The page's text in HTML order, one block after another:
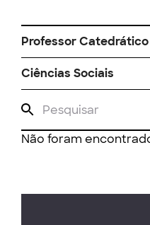
Professor Catedrático
Ciências Sociais
Não foram